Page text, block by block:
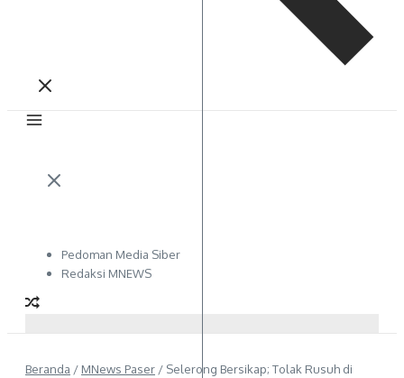
Pedoman Media Siber
Redaksi MNEWS
Beranda / MNews Paser / Selerong Bersikap; Tolak Rusuh di